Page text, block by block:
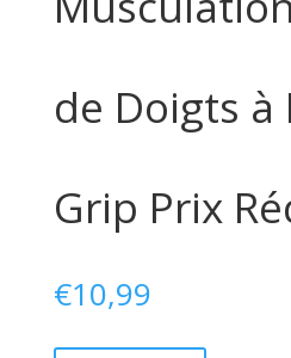
de Doigts à
Grip Prix
€10,99